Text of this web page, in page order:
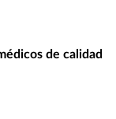
de calidad